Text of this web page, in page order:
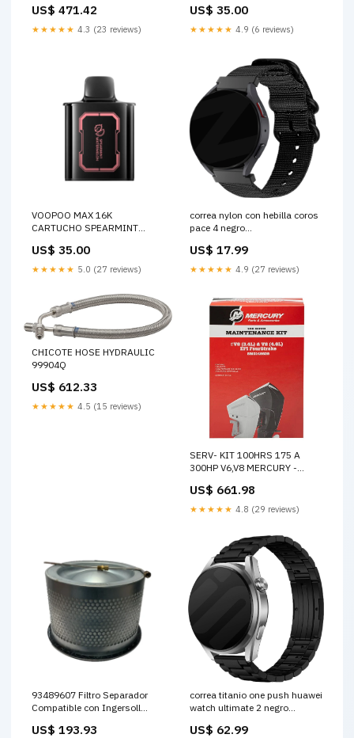
US$ 471.42
★★★★★ 4.3 (23 reviews)
US$ 35.00
★★★★★ 4.9 (6 reviews)
VOOPOO MAX 16K
CARTUCHO SPEARMINT
desechable banana berry
US$ 35.00
★★★★★ 5.0 (27 reviews)
correa nylon con hebilla coros
pace 4 negro
US$ 17.99
★★★★★ 4.9 (27 reviews)
CHICOTE HOSE HYDRAULIC
99904Q
US$ 612.33
★★★★★ 4.5 (15 reviews)
SERV- KIT 100HRS 175 A
300HP V6,V8 MERCURY -
US$ 661.98
★★★★★ 4.8 (29 reviews)
93489607 Filtro Separador
Compatible con Ingersoll
US$ 193.93
correa titanio one push huawei
watch ultimate 2 negro
US$ 62.99